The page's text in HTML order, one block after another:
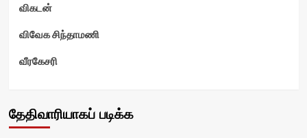
விகடன்
விவேக சிந்தாமணி
வீரகேசரி
தேதிவாரியாகப் படிக்க